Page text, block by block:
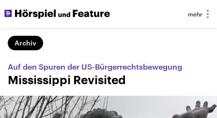
Archiv
Auf den Spuren der US-Bürgerrechtsbewegung
Mississippi Revisited